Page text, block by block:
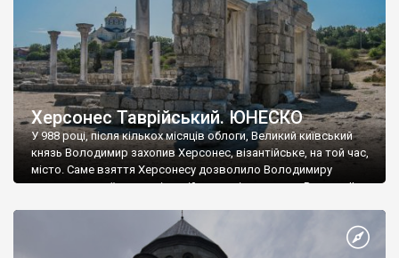
Херсонес Таврійський. ЮНЕСКО
У 988 році, після кількох місяців облоги, Великий київський
князь Володимир захопив Херсонес, візантійське, на той час,
місто. Саме взяття Херсонесу дозволило Володимиру
диктувати свої умови візантійському імператору Василю ІІ, та
Херсонесі Володимир-язичник, став Василем-християнином.
А потім було Хрещення Русі. На честь Херсонесу Таврійського